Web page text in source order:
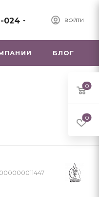
ВОЙТИ
024
БЛОГ
0
0